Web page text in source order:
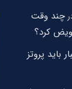
چند وقت
کرد؟
باید پروتز